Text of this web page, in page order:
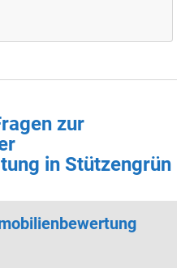
zur
in Stützengrün